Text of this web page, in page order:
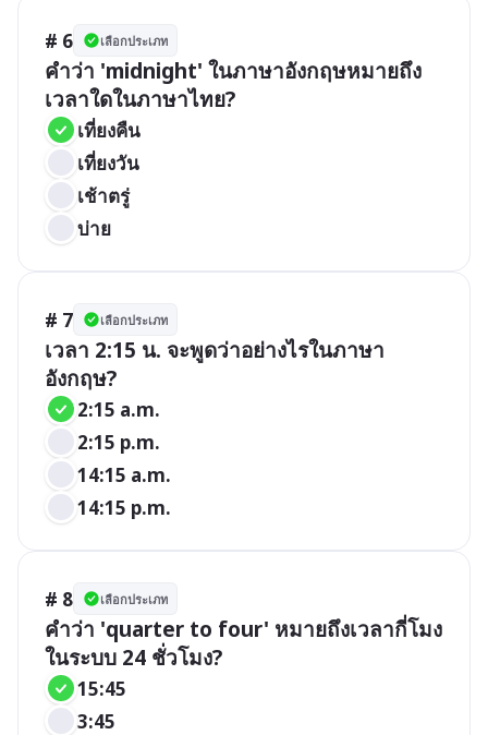
# 6 เลือกประเภท
คำว่า 'midnight' ในภาษาอังกฤษหมายถึง
เวลาใดในภาษาไทย?
เที่ยงคืน
เที่ยงวัน
เช้าตรู่
บ่าย
# 7 เลือกประเภท
เวลา 2:15 น. จะพูดว่าอย่างไรในภาษา
อังกฤษ?
2:15 a.m.
2:15 p.m.
14:15 a.m.
14:15 p.m.
# 8 เลือกประเภท
คำว่า 'quarter to four' หมายถึงเวลากี่โมง
ในระบบ 24 ชั่วโมง?
15:45
3:45